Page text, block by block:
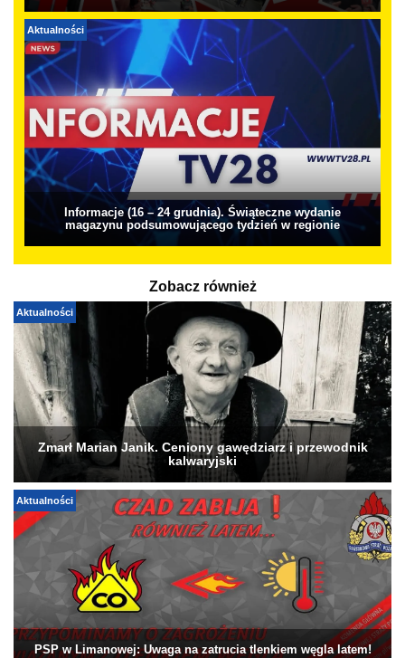
Aktualności
Informacje (16 – 24 grudnia). Świąteczne wydanie
magazynu podsumowującego tydzień w regionie
Zobacz również
Aktualności
Zmarł Marian Janik. Ceniony gawędziarz i przewodnik
kalwaryjski
Aktualności
PSP w Limanowej: Uwaga na zatrucia tlenkiem węgla latem!